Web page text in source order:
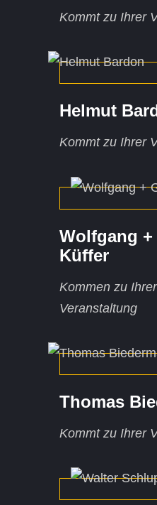
Kommt zu Ihrer
Helmut
Kommt zu Ihrer
Wolfgang +
Küffer
Kommen zu Ihrer
Veranstaltung
Thomas
Kommt zu Ihrer